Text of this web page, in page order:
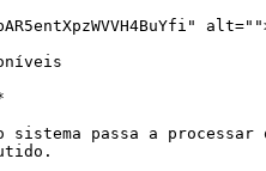
passa a